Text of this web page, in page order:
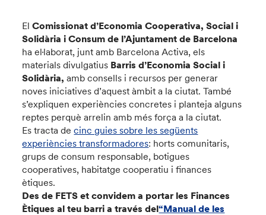
ElComissionat d’Economia Cooperativa, Social i
Solidària i Consum de l’Ajuntament de Barcelona
ha el·laborat, junt amb Barcelona Activa, els
materials divulgatius Barris d’Economia Social i
Solidària, amb consells i recursos per generar
noves iniciatives d’aquest àmbit a la ciutat. També
s’expliquen experiències concretes i planteja alguns
reptes perquè arrelin amb més força a la ciutat.
Es tracta decinc guies sobre les següents
experiències transformadores: horts comunitaris,
grups de consum responsable, botigues
cooperatives, habitatge cooperatiu i finances
ètiques.
Des de FETS et convidem a portar les Finances
Ètiques al teu barri a través del“Manual de les